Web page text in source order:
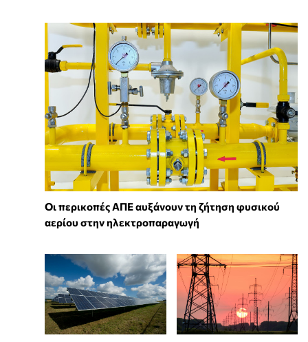
Οι περικοπές ΑΠΕ αυξάνουν τη ζήτηση φυσικού
αερίου στην ηλεκτροπαραγωγή